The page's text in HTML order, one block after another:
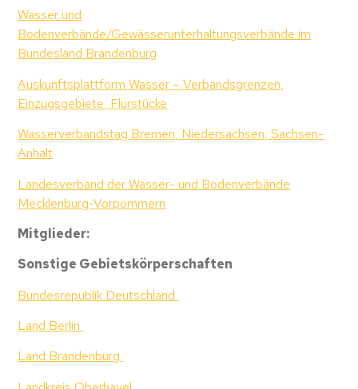
Wasser und
Bodenverbände/Gewässerunterhaltungsverbände im
Bundesland Brandenburg
Auskunftsplattform Wasser – Verbandsgrenzen,
Einzugsgebiete, Flurstücke
Wasserverbandstag Bremen, Niedersachsen, Sachsen-
Anhalt
Landesverband der Wasser- und Bodenverbände
Mecklenburg-Vorpommern
Mitglieder:
Sonstige Gebietskörperschaften
Bundesrepublik Deutschland
Land Berlin
Land Brandenburg